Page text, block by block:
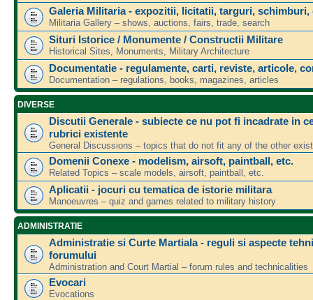
Galeria Militaria - expozitii, licitatii, targuri, schimburi,
Militaria Gallery – shows, auctions, fairs, trade, search
Situri Istorice / Monumente / Constructii Militare
Historical Sites, Monuments, Military Architecture
Documentatie - regulamente, carti, reviste, articole,
Documentation – regulations, books, magazines, articles
DIVERSE
Discutii Generale - subiecte ce nu pot fi incadrate in
rubrici existente
General Discussions – topics that do not fit any of the other
Domenii Conexe - modelism, airsoft, paintball, etc.
Related Topics – scale models, airsoft, paintball, etc.
Aplicatii - jocuri cu tematica de istorie militara
Manoeuvres – quiz and games related to military history
ADMINISTRATIE
Administratie si Curte Martiala - reguli si aspecte
forumului
Administration and Court Martial – forum rules and technicalities
Evocari
Evocations